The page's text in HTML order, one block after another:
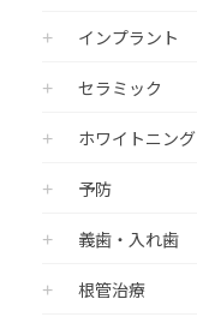
インプラント
セラミック
ホワイトニング
予防
義歯・入れ歯
根管治療